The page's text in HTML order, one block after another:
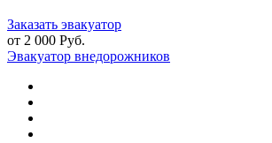
Заказать эвакуатор
от 2 000 Руб.
Эвакуатор внедорожников